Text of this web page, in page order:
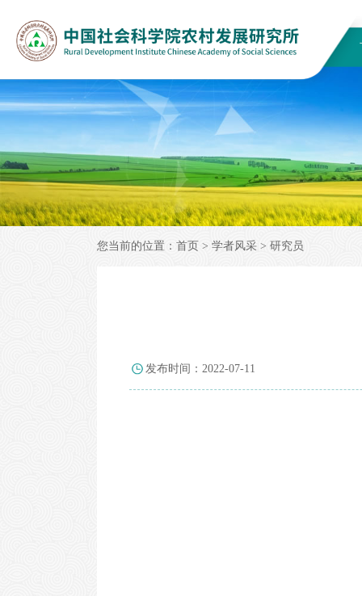
您当前的位置： 首页 > 学者风采 > 研究员
发布时间：2022-07-11